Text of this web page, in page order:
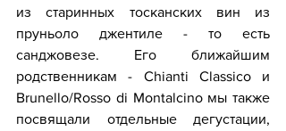
из старинных тосканских вин из
пруньоло джентиле - то есть
санджовезе. Его ближайшим
родственникам - Chianti Classico и
Brunello/Rosso di Montalcino мы также
посвящали отдельные дегустации,